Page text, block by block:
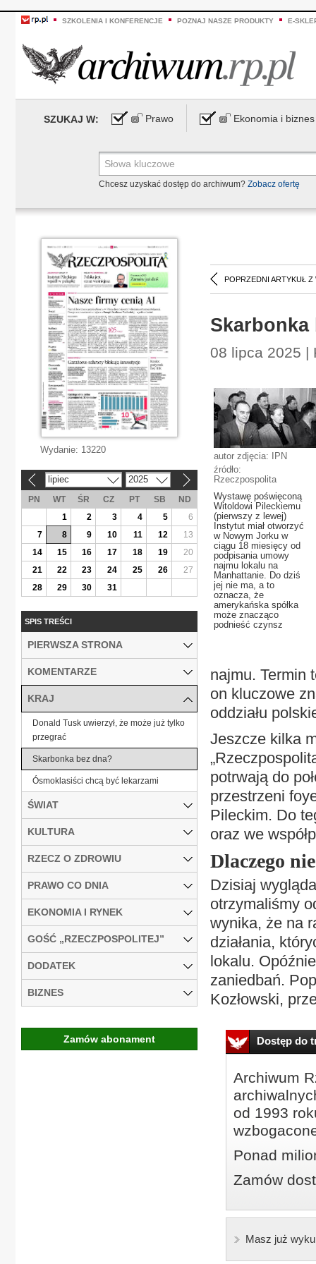
SZKOLENIA I KONFERENCJE POZNAJ NASZE PRODUKTY E-
SZUKAJ W: Prawo Ekonomia i biznes
Chcesz uzyskać dostęp do archiwum? Zobacz ofertę
POPRZEDNI ARTYKUŁ Z
Skarbonka
08 lipca 2025 |
autor zdjęcia: IPN
źródło:
Rzeczpospolita
Wystawę poświęconą
Witoldowi Pileckiemu
(pierwszy z lewej)
Instytut miał otworzyć
w Nowym Jorku w
ciągu 18 miesięcy od
podpisania umowy
najmu lokalu na
Manhattanie. Do dziś
jej nie ma, a to
oznacza, że
amerykańska spółka
może znacząco
podnieść czynsz
najmu. Termin
on kluczowe
oddziału
Jeszcze kilka
potrwają do
przestrzeni
Pileckim. Do
oraz we
Dlaczego
Dzisiaj
otrzymaliśmy
wynika, że na
działania,
lokalu.
zaniedbań.
Kozłowski,
Dostęp do
Archiwum
od 1993
Ponad
Zamów
Masz już
Wydanie: 13220
lipiec 2025
PN WT ŚR CZ PT SB
ND
1
2 3 4 5
6
7
8 9 10 11 12
13
14
15 16 17 18 19
20
21
22 23 24 25 26
27
28
29 30 31
SPIS TREŚCI
PIERWSZA STRONA
KOMENTARZE
KRAJ
Donald Tusk uwierzył, że może już tylko
przegrać
Skarbonka bez dna?
Ósmoklasiści chcą być lekarzami
ŚWIAT
KULTURA
RZECZ O ZDROWIU
PRAWO CO DNIA
EKONOMIA I RYNEK
GOŚĆ „RZECZPOSPOLITEJ”
DODATEK
BIZNES
Zamów abonament